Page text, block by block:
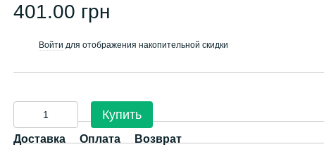
401.00 грн
Войти для отображения накопительной скидки
Купить
Доставка Оплата
Возврат